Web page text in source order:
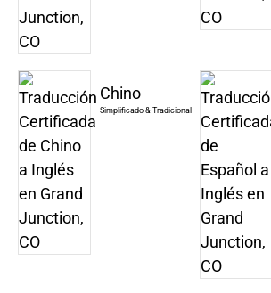
Chino
Simplificado & Tradicional